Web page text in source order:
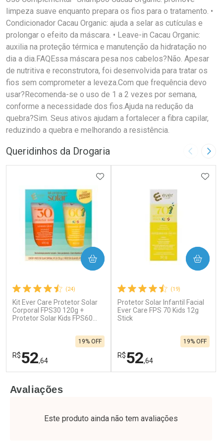
limpeza suave enquanto prepara os fios para o tratamento. •
Condicionador Cacau Organic: ajuda a selar as cutículas e
prolongar o efeito da máscara. • Leave-in Cacau Organic:
auxilia na proteção térmica e manutenção da hidratação no
dia a dia.FAQEssa máscara pesa nos cabelos?Não. Apesar
de nutritiva e reconstrutora, foi desenvolvida para tratar os
fios sem comprometer a leveza.Com que frequência devo
usar?Recomenda-se o uso de 1 a 2 vezes por semana,
conforme a necessidade dos fios.Ajuda na redução da
quebra?Sim. Seus ativos ajudam a fortalecer a fibra capilar,
reduzindo a quebra e melhorando a resistência.
Queridinhos da Drogaria Imagem
(24)
Kit Ever Care Protetor Solar
Corporal FPS30 120g +
Protetor Solar Kids FPS60
R$52,64
19% OFF
ADICIONAR AOS FAVORITOS
COMPRAR
Laboratório
Por Menos
(19)
Protetor Solar Infantil Facial
Ever Care FPS 70 Kids 12g
Stick
R$52,64
19% OFF
COMPRAR
Laboratório
Por Menos
Avaliações
Este produto ainda não tem avaliações